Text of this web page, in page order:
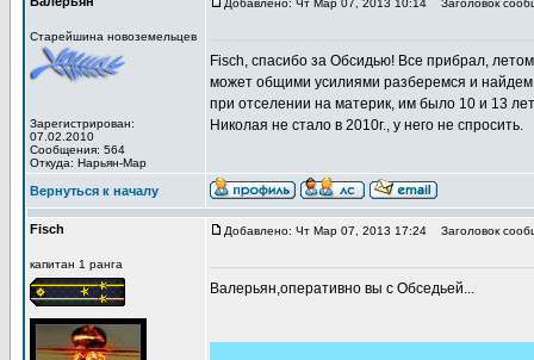
Старейшина новоземельцев
Зарегистрирован:
07.02.2010
Сообщения: 564
Откуда: Нарьян-Мар
Добавлено: Чт Мар 07, 2013 10:14 Заголовок
Fisch, спасибо за Обсидью! Все прибрал,
может общими усилиями разберемся и найдем
при отселении на материк, им было 10 и 13
Николая не стало в 2010г., у него не спросить.
Вернуться к началу
Fisch
капитан 1 ранга
Добавлено: Чт Мар 07, 2013 17:24 Заголовок
Валерьян,оперативно вы с Обседьей...